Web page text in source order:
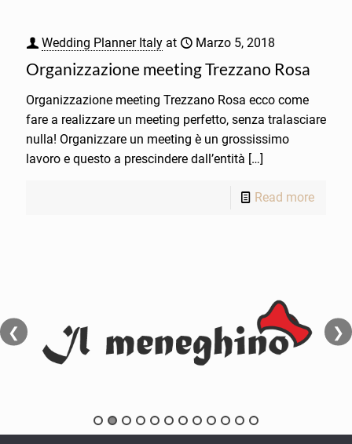
Wedding Planner Italy at Marzo 5, 2018
Organizzazione meeting Trezzano Rosa
Organizzazione meeting Trezzano Rosa ecco come
fare a realizzare un meeting perfetto, senza tralasciare
nulla! Organizzare un meeting è un grossissimo
lavoro e questo a prescindere dall’entità […]
Read more
❮ ❯